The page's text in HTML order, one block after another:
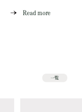
Read more
一覧